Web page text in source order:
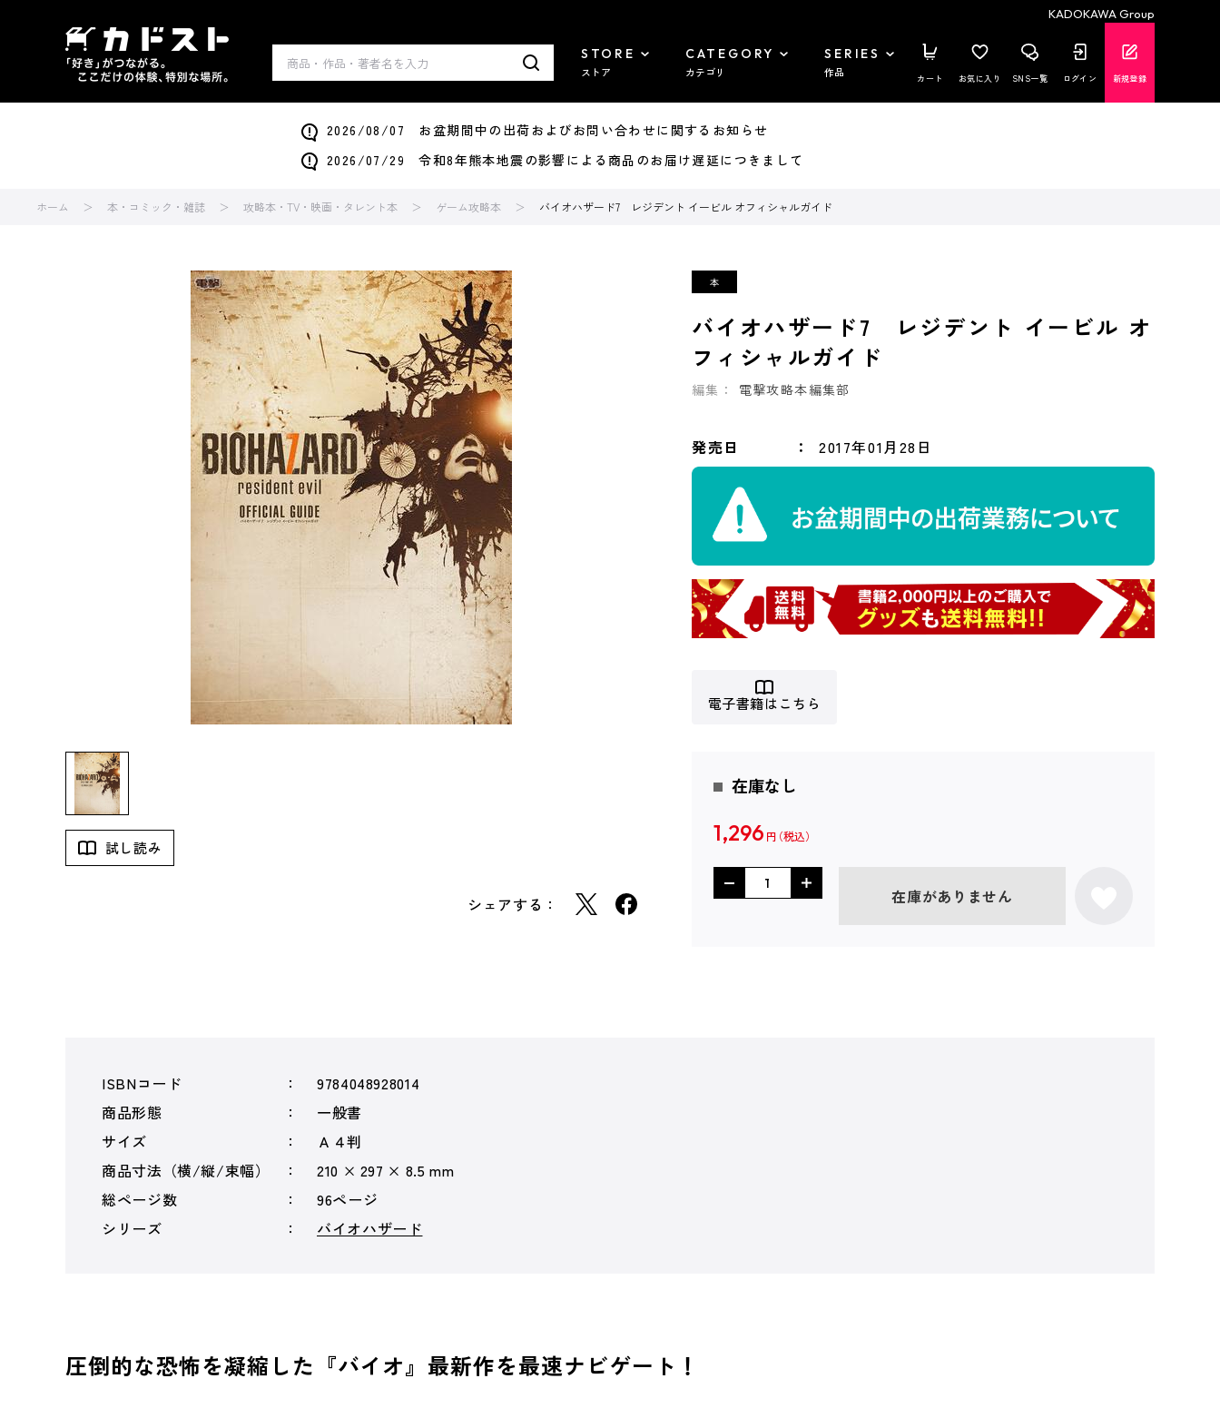
KADOKAWA Group
STORE
ストア
CATEGORY
カテゴリ
SERIES
作品 カート お気に入り SNS一覧 ログイン 新規登録
2026/08/07 お盆期間中の出荷およびお問い合わせに関するお知らせ
2026/07/29 令和8年熊本地震の影響による商品のお届け遅延につきまして
ホーム 本・コミック・雑誌 攻略本・TV・映画・タレント本 ゲーム攻略本 バイオハザード7 レジデント イービル オフィシャルガイド
試し読み
シェアする：
バイオハザード7 レジデント イービル オ
フィシャルガイド
編集： 電撃攻略本編集部
発売日 2017年01月28日
電子書籍はこちら
在庫なし
1,296 円
在庫がありません
ISBNコード
9784048928014
商品形態
一般書
サイズ
Ａ４判
商品寸法（横/縦/束幅）
210 × 297 × 8.5 mm
総ページ数
96ページ
シリーズ
バイオハザード
圧倒的な恐怖を凝縮した『バイオ』最新作を最速ナビゲート！